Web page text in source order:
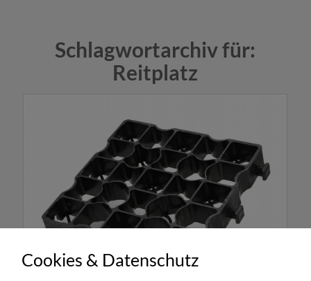
Schlagwortarchiv für:
Reitplatz
Cookies & Datenschutz